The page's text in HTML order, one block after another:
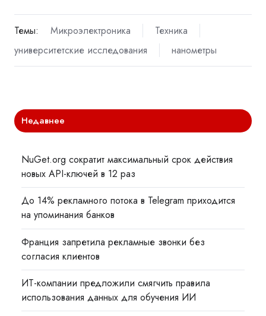
Темы: Микроэлектроника
Техника
университетские исследования
нанометры
Недавнее
NuGet.org сократит максимальный срок действия
новых API-ключей в 12 раз
До 14% рекламного потока в Telegram приходится
на упоминания банков
Франция запретила рекламные звонки без
согласия клиентов
ИТ-компании предложили смягчить правила
использования данных для обучения ИИ